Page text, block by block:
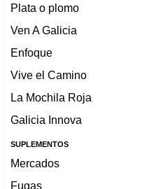
Plata o plomo
Ven A Galicia
Enfoque
Vive el Camino
La Mochila Roja
Galicia Innova
SUPLEMENTOS
Mercados
Fugas